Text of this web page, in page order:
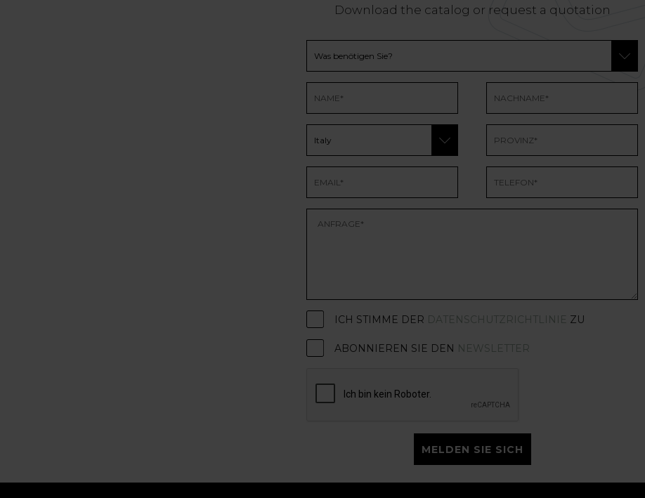
Download the catalog or request a quotation
ICH STIMME DER DATENSCHUTZRICHTLINIE ZU
ABONNIEREN SIE DEN NEWSLETTER
MELDEN SIE SICH